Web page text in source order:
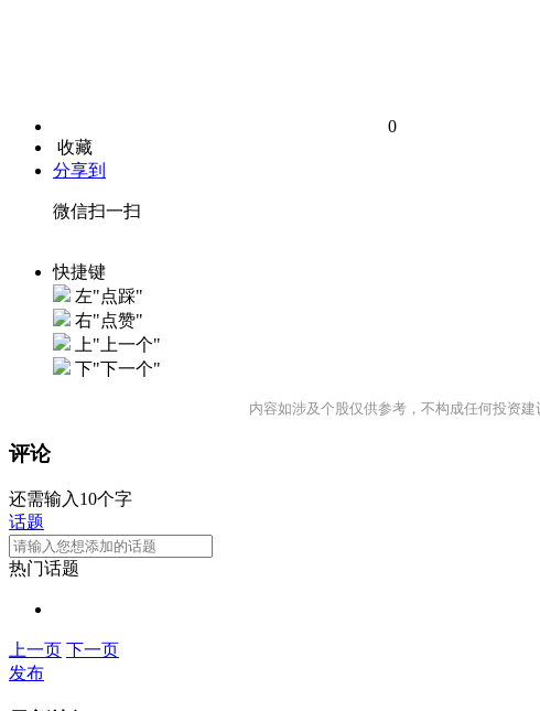
0
收藏
分享到
微信扫一扫
快捷键
左"点踩"
右"点赞"
上"上一个"
下"下一个"
内容如涉及个股仅供参考，不构成任何投资
评论
还需输入10个字
话题
热门话题
上一页 下一页
发布